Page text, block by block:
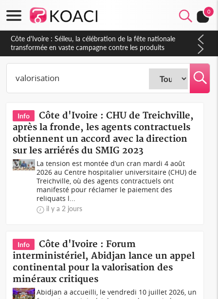
0
Côte d'Ivoire : Séileu, la célébration de la fête nationale
transformée en vaste campagne contre les produits
dépigmentants dangereux
Info
Côte d'Ivoire : CHU de Treichville,
après la fronde, les agents contractuels
obtiennent un accord avec la direction
sur les arriérés du SMIG 2023
La tension est montée d’un cran mardi 4 août
2026 au Centre hospitalier universitaire (CHU) de
Treichville, où des agents contractuels ont
manifesté pour réclamer le paiement des
reliquats l...
il y a 2 jours
Info
Côte d'Ivoire : Forum
interministériel, Abidjan lance un appel
continental pour la valorisation des
minéraux critiques
Abidjan a accueilli, le vendredi 10 juillet 2026, un